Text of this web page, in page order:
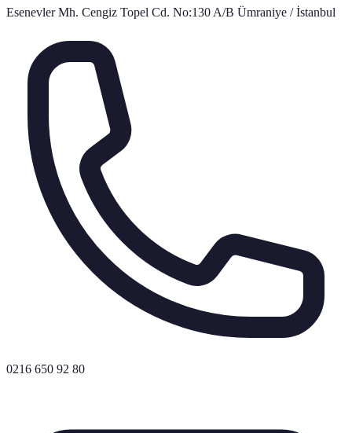
Esenevler Mh. Cengiz Topel Cd. No:130 A/B Ümraniye / İstanbul
0216 650 92 80